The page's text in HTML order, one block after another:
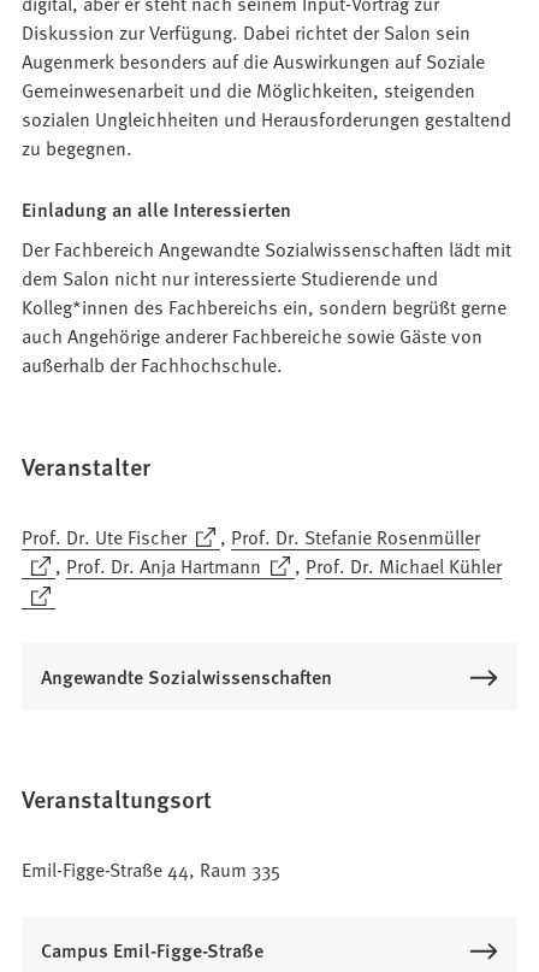
Diskussion zur Verfügung. Dabei richtet der Salon sein
Augenmerk besonders auf die Auswirkungen auf Soziale
Gemeinwesenarbeit und die Möglichkeiten, steigenden
sozialen Ungleichheiten und Herausforderungen gestaltend
zu begegnen.
Einladung an alle Interessierten
Der Fachbereich Angewandte Sozialwissenschaften lädt mit
dem Salon nicht nur interessierte Studierende und
Kolleg*innen des Fachbereichs ein, sondern begrüßt gerne
auch Angehörige anderer Fachbereiche sowie Gäste von
außerhalb der Fachhochschule.
Veranstalter
Prof. Dr. Ute Fischer
(Öffnet
in
einem
, Prof. Dr. Stefanie Rosenmüller
(Öffnet
in
Tab)
, Prof. Dr. Anja Hartmann
(Öffnet
in
Tab)
, Prof. Dr. Michael Kühler
(Öffnet
neuen
Angewandte Sozialwissenschaften
Veranstaltungsort
Emil-Figge-Straße 44, Raum 335
Campus Emil-Figge-Straße